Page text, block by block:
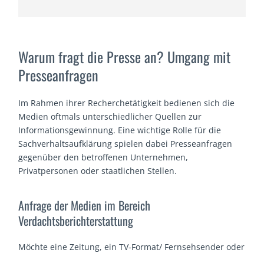
Warum fragt die Presse an? Umgang mit
Presseanfragen
Im Rahmen ihrer Recherchetätigkeit bedienen sich die
Medien oftmals unterschiedlicher Quellen zur
Informationsgewinnung. Eine wichtige Rolle für die
Sachverhaltsaufklärung spielen dabei Presseanfragen
gegenüber den betroffenen Unternehmen,
Privatpersonen oder staatlichen Stellen.
Anfrage der Medien im Bereich
Verdachtsberichterstattung
Möchte eine Zeitung, ein TV-Format/ Fernsehsender oder